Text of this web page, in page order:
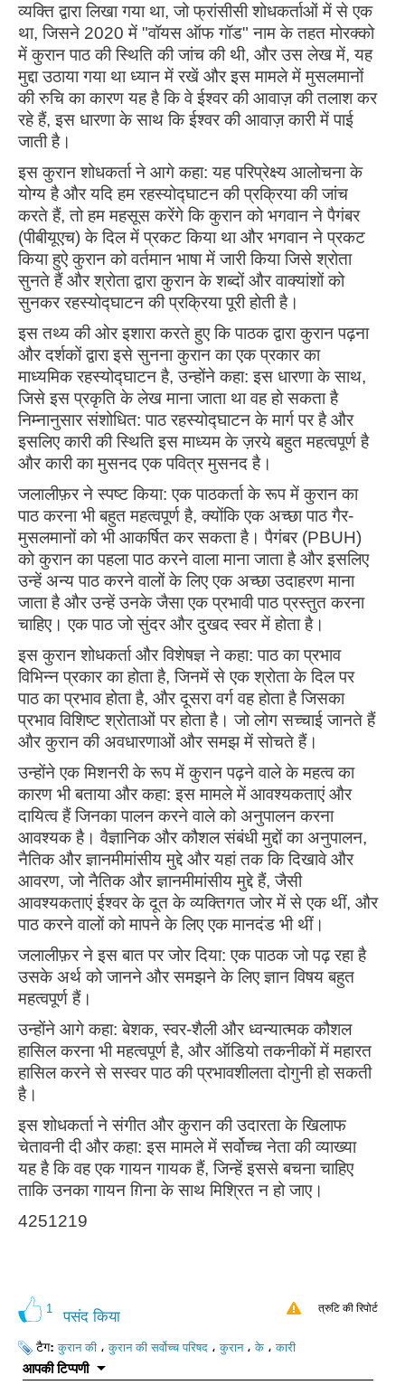
व्यक्ति द्वारा लिखा गया था, जो फ्रांसीसी शोधकर्ताओं में से एक
था, जिसने 2020 में "वॉयस ऑफ गॉड" नाम के तहत मोरक्को
में कुरान पाठ की स्थिति की जांच की थी, और उस लेख में, यह
मुद्दा उठाया गया था ध्यान में रखें और इस मामले में मुसलमानों
की रुचि का कारण यह है कि वे ईश्वर की आवाज़ की तलाश कर
रहे हैं, इस धारणा के साथ कि ईश्वर की आवाज़ कारी में पाई
जाती है।
इस कुरान शोधकर्ता ने आगे कहा: यह परिप्रेक्ष्य आलोचना के
योग्य है और यदि हम रहस्योद्घाटन की प्रक्रिया की जांच
करते हैं, तो हम महसूस करेंगे कि कुरान को भगवान ने पैगंबर
(पीबीयूएच) के दिल में प्रकट किया था और भगवान ने प्रकट
किया हुऐ कुरान को वर्तमान भाषा में जारी किया जिसे श्रोता
सुनते हैं और श्रोता द्वारा कुरान के शब्दों और वाक्यांशों को
सुनकर रहस्योद्घाटन की प्रक्रिया पूरी होती है।
इस तथ्य की ओर इशारा करते हुए कि पाठक द्वारा कुरान पढ़ना
और दर्शकों द्वारा इसे सुनना कुरान का एक प्रकार का
माध्यमिक रहस्योद्घाटन है, उन्होंने कहा: इस धारणा के साथ,
जिसे इस प्रकृति के लेख माना जाता था वह हो सकता है
निम्नानुसार संशोधित: पाठ रहस्योद्घाटन के मार्ग पर है और
इसलिए कारी की स्थिति इस माध्यम के ज़रये बहुत महत्वपूर्ण है
और कारी का मुसनद एक पवित्र मुसनद है।
जलालीफ़र ने स्पष्ट किया: एक पाठकर्ता के रूप में कुरान का
पाठ करना भी बहुत महत्वपूर्ण है, क्योंकि एक अच्छा पाठ गैर-
मुसलमानों को भी आकर्षित कर सकता है। पैगंबर (PBUH)
को कुरान का पहला पाठ करने वाला माना जाता है और इसलिए
उन्हें अन्य पाठ करने वालों के लिए एक अच्छा उदाहरण माना
जाता है और उन्हें उनके जैसा एक प्रभावी पाठ प्रस्तुत करना
चाहिए। एक पाठ जो सुंदर और दुखद स्वर में होता है।
इस कुरान शोधकर्ता और विशेषज्ञ ने कहा: पाठ का प्रभाव
विभिन्न प्रकार का होता है, जिनमें से एक श्रोता के दिल पर
पाठ का प्रभाव होता है, और दूसरा वर्ग वह होता है जिसका
प्रभाव विशिष्ट श्रोताओं पर होता है। जो लोग सच्चाई जानते हैं
और कुरान की अवधारणाओं और समझ में सोचते हैं।
उन्होंने एक मिशनरी के रूप में कुरान पढ़ने वाले के महत्व का
कारण भी बताया और कहा: इस मामले में आवश्यकताएं और
दायित्व हैं जिनका पालन करने वाले को अनुपालन करना
आवश्यक है। वैज्ञानिक और कौशल संबंधी मुद्दों का अनुपालन,
नैतिक और ज्ञानमीमांसीय मुद्दे और यहां तक ​​कि दिखावे और
आवरण, जो नैतिक और ज्ञानमीमांसीय मुद्दे हैं, जैसी
आवश्यकताएं ईश्वर के दूत के व्यक्तिगत जोर में से एक थीं, और
पाठ करने वालों को मापने के लिए एक मानदंड भी थीं।
जलालीफ़र ने इस बात पर जोर दिया: एक पाठक जो पढ़ रहा है
उसके अर्थ को जानने और समझने के लिए ज्ञान विषय बहुत
महत्वपूर्ण हैं।
उन्होंने आगे कहा: बेशक, स्वर-शैली और ध्वन्यात्मक कौशल
हासिल करना भी महत्वपूर्ण है, और ऑडियो तकनीकों में महारत
हासिल करने से सस्वर पाठ की प्रभावशीलता दोगुनी हो सकती
है।
इस शोधकर्ता ने संगीत और कुरान की उदारता के खिलाफ
चेतावनी दी और कहा: इस मामले में सर्वोच्च नेता की व्याख्या
यह है कि वह एक गायन गायक हैं, जिन्हें इससे बचना चाहिए
ताकि उनका गायन ग़िना के साथ मिश्रित न हो जाए।
4251219
1 पसंद किया त्रुटि की रिपोर्ट
टैग:कुरान की ،कुरान की सर्वोच्च परिषद ،कुरान،के ،कारी
आपकी टिप्पणी